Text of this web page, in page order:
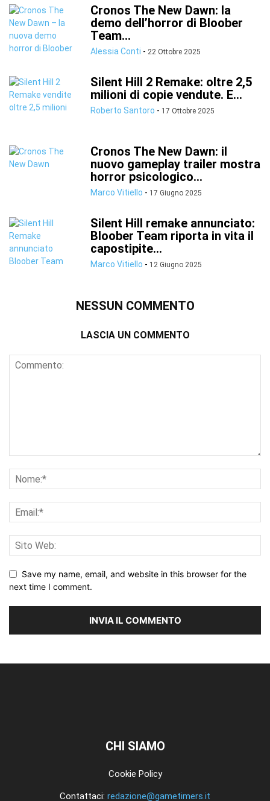
Cronos The New Dawn: la
demo dell’horror di Bloober
Team...
Alessia Conti - 22 Ottobre 2025
Silent Hill 2 Remake: oltre 2,5
milioni di copie vendute. E...
Roberto Santoro - 17 Ottobre 2025
Cronos The New Dawn: il
nuovo gameplay trailer mostra
horror psicologico...
Marco Vitiello - 17 Giugno 2025
Silent Hill remake annunciato:
Bloober Team riporta in vita il
capostipite...
Marco Vitiello - 12 Giugno 2025
NESSUN COMMENTO
LASCIA UN COMMENTO
Save my name, email, and website in this browser for the
next time I comment.
CHI SIAMO
Cookie Policy
Contattaci: redazione@gametimers.it